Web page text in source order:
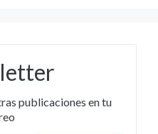
publicaciones en tu